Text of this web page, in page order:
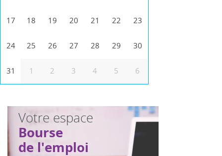
17 18 19 20 21 22 23
24 25 26 27 28 29 30
31 1 2 3 4 5 6
Votre espace
Bourse
de l'emploi